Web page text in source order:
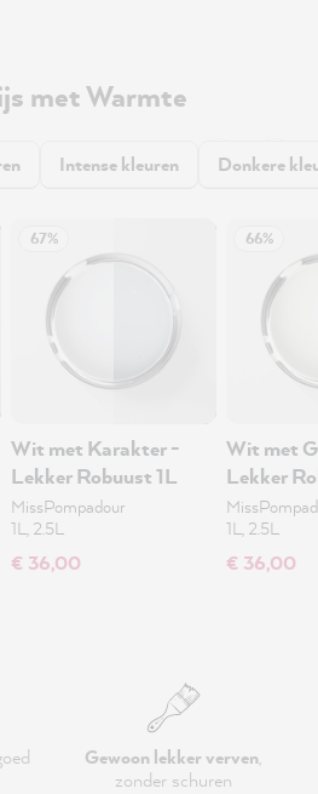
met Warmte
Intense kleuren Donkere
67%
Wit met Karakter -
Lekker Robuust 1L
MissPompadour
1L, 2.5L
€ 36,00
66%
Wit met
Lekker
1L, 2.5L
€ 36,00
Gewoon lekker verven,
zonder schuren